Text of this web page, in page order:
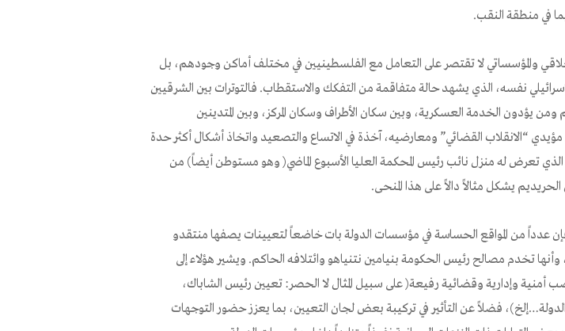
في منطقة النقب.
والمؤسساتي لا تقتصر على التعامل مع الفلسطينيين في مختلف أماكن وجودهم، بل
نفسه، الذي يشهد حالة متفاقمة من التفكك والاستقطاب. فالتوترات بين الشرقيين
ومن يؤدون الخدمة العسكرية، وبين سكان الأطراف وسكان المركز، وبين المتدينين
“الانقلاب القضائي” ومعارضيه، آخذة في الاتساع والتصعيد واتخاذ أشكال أكثر حدة
الذي تعرض له منزل نائب رئيس المحكمة العليا الأسبوع الماضي( وهو مستوطن أيضاً) من
يشكل مثالاً دالاً على هذا المنحى.
عدداً من المواقع الحساسة في مؤسسات الدولة بات خاضعاً لتعيينات يصفها منتقدو
وأنها تخدم مصالح رئيس الحكومة بنيامين نتنياهو وائتلافه الحاكم. ويشير هؤلاء إلى
وإدارية وقضائية رفيعة( على سبيل المثال لا الحصر: تعيين رئيس الشاباك،
فضلاً عن التأثير في تركيبة بعض لجان التعيين، بما يعزز حضور التوجهات